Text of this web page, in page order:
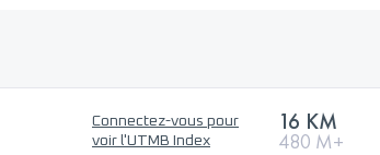
Connectez-vous pour
voir l'UTMB Index
16 KM
480 M+